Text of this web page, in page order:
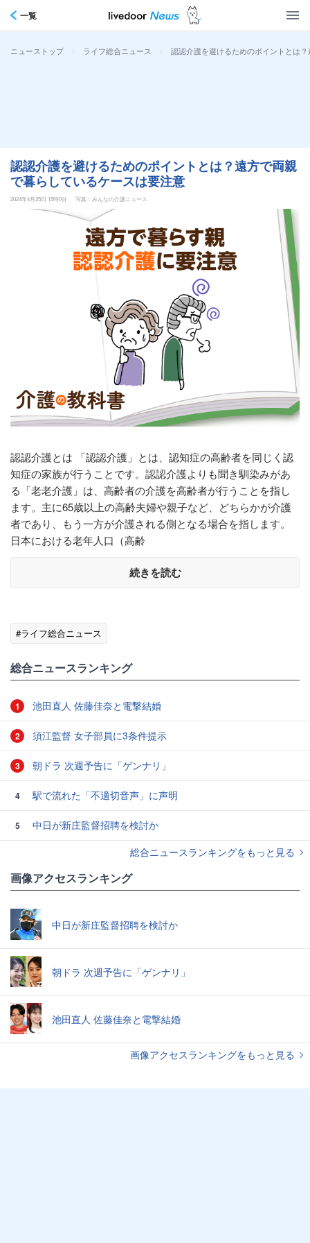
一覧
ニューストップ > ライフ総合ニュース > 認認介護を避けるためのポイントとは
認認介護を避けるためのポイントとは？遠方で両親
で暮らしているケースは要注意
2024年4月25日 15時0分 写真：みんなの介護ニュース
認認介護とは 「認認介護」とは、認知症の高齢者を同じく認
知症の家族が行うことです。認認介護よりも聞き馴染みがあ
る「老老介護」は、高齢者の介護を高齢者が行うことを指し
ます。主に65歳以上の高齢夫婦や親子など、どちらかが介護
者であり、もう一方が介護される側となる場合を指します。
日本における老年人口（高齢
続きを読む
#ライフ総合ニュース
総合ニュースランキング
1 池田直人 佐藤佳奈と電撃結婚
2 須江監督 女子部員に3条件提示
3 朝ドラ 次週予告に「ゲンナリ」
4 駅で流れた「不適切音声」に声明
5
中日が新庄監督招聘を検討か
総合ニュースランキングをもっと見る
画像アクセスランキング
中日が新庄監督招聘を検討か
朝ドラ 次週予告に「ゲンナリ」
池田直人 佐藤佳奈と電撃結婚
画像アクセスランキングをもっと見る